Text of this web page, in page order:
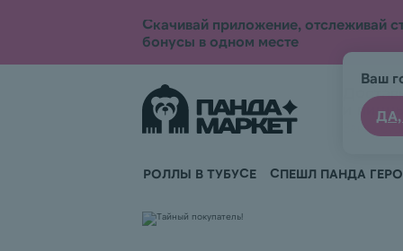
Скачивай приложение, отслеживай
бонусы в одном месте
и
заказ
Ваш
РОЛЛЫ В ТУБУСЕ СПЕШЛ ПАНДА